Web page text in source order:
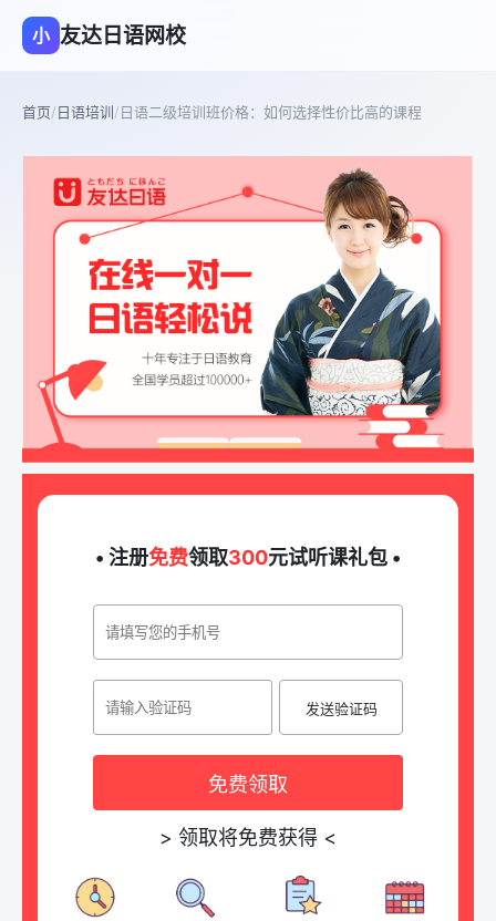
小 友达日语网校
首页/日语培训/日语二级培训班价格：如何选择性价比高的课程
• 注册免费领取300元试听课礼包 •
发送验证码
免费领取
> 领取将免费获得 <